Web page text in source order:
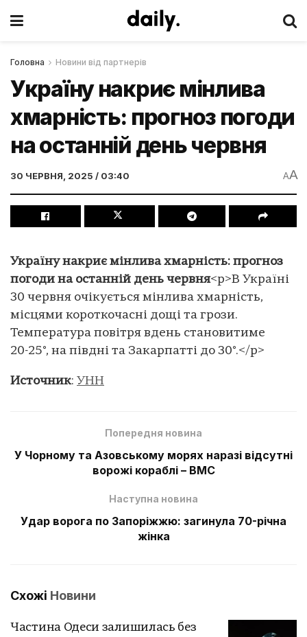
Головна Новини від партнерів
Україну накриє мінлива
хмарність: прогноз погоди
на останній день червня
30 ЧЕРВНЯ, 2025 / 03:40 AA
Україну накриє мінлива хмарність: прогноз
погоди на останній день червня<p>В Україні
30 червня очікується мінлива хмарність,
місцями короткочасні дощі та грози.
Температура повітря вдень становитиме
20-25°, на півдні та Закарпатті до 30°.</p>
Источник: УНН
Попередня новина
У Чорному та Азовському морях наразі відсутні
ворожі кораблі – ВМС
Наступна новина
Удар ворога по Запоріжжю: загинула 70-річна
жінка
Схожі Новини
Частина Одеси залишилась без